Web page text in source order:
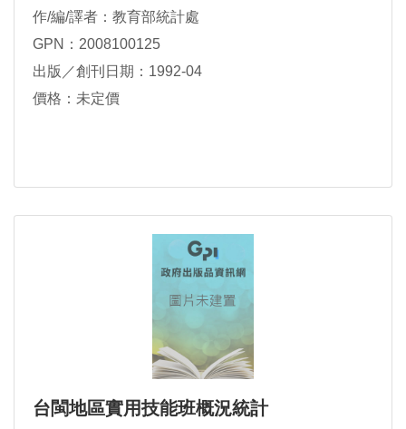
作/編/譯者：教育部統計處
GPN：2008100125
出版／創刊日期：1992-04
價格：未定價
台閩地區實用技能班概況統計